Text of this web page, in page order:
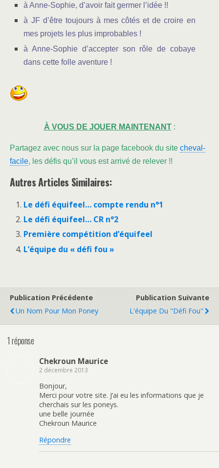
à Anne-Sophie, d’avoir fait germer l’idée !!
à JF d’être toujours à mes côtés et de croire en
mes projets les plus improbables !
à Anne-Sophie d’accepter son rôle de cobaye
dans cette folle aventure !
À VOUS DE JOUER MAINTENANT:
Partagez avec nous sur la page facebook du site cheval-
facile, les défis qu’il vous est arrivé de relever !!
Autres Articles Similaires:
Le défi équifeel… compte rendu n°1
Le défi équifeel… CR n°2
Première compétition d’équifeel
L’équipe du « défi fou »
Publication Précédente
Un Nom Pour Mon Poney
Publication Suivante
L'équipe Du "défi Fou"
1 réponse
Chekroun Maurice
2 décembre 2013
Bonjour,
Merci pour votre site. J’ai eu les informations que je
cherchais sur les poneys.
une belle journée
Chekroun Maurice
Répondre